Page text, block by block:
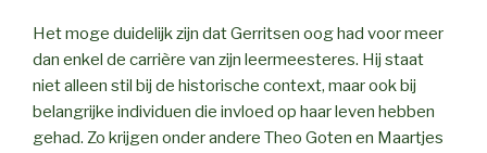
Het moge duidelijk zijn dat Gerritsen oog had voor meer
dan enkel de carrière van zijn leermeesteres. Hij staat
niet alleen stil bij de historische context, maar ook bij
belangrijke individuen die invloed op haar leven hebben
gehad. Zo krijgen onder andere Theo Goten en Maartjes